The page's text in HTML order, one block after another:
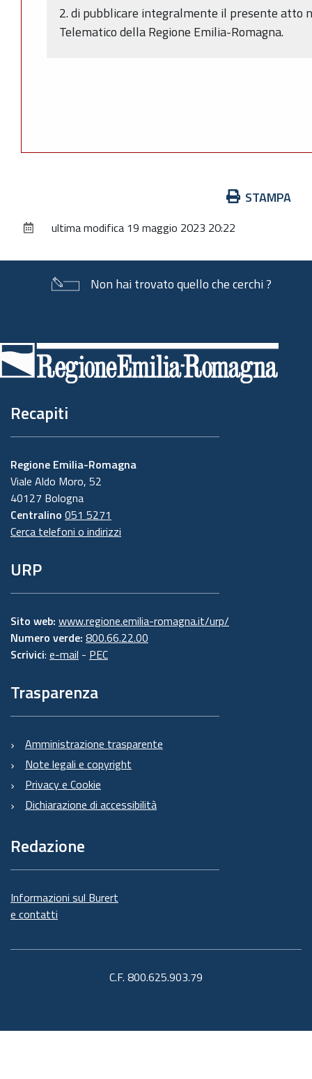
2. di pubblicare integralmente il presente atto
Telematico della Regione Emilia-Romagna.
documento
STAMPA
ultima modifica 19 maggio 2023 20:22
Non hai trovato quello che cerchi ?
di
pagina
Recapiti
Regione Emilia-Romagna
Viale Aldo Moro, 52
40127 Bologna
Centralino 051 5271
Cerca telefoni o indirizzi
URP
Sito web: www.regione.emilia-romagna.it/urp/
Numero verde: 800.66.22.00
Scrivici: e-mail - PEC
Trasparenza
Amministrazione trasparente
Note legali e copyright
Privacy e Cookie
Dichiarazione di accessibilità
Redazione
Informazioni sul Burert
e contatti
C.F. 800.625.903.79